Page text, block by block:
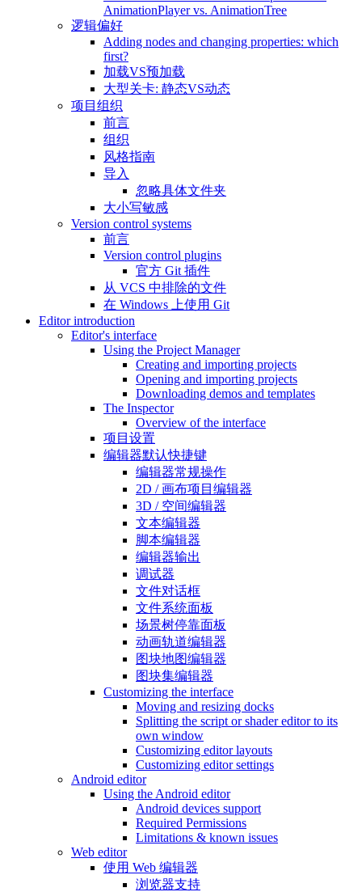
AnimationPlayer vs. AnimationTree
逻辑偏好
Adding nodes and changing properties: which
first?
加载VS预加载
大型关卡: 静态VS动态
项目组织
前言
组织
风格指南
导入
忽略具体文件夹
大小写敏感
Version control systems
前言
Version control plugins
官方 Git 插件
从 VCS 中排除的文件
在 Windows 上使用 Git
Editor introduction
Editor's interface
Using the Project Manager
Creating and importing projects
Opening and importing projects
Downloading demos and templates
The Inspector
Overview of the interface
项目设置
编辑器默认快捷键
编辑器常规操作
2D / 画布项目编辑器
3D / 空间编辑器
文本编辑器
脚本编辑器
编辑器输出
调试器
文件对话框
文件系统面板
场景树停靠面板
动画轨道编辑器
图块地图编辑器
图块集编辑器
Customizing the interface
Moving and resizing docks
Splitting the script or shader editor to its
own window
Customizing editor layouts
Customizing editor settings
Android editor
Using the Android editor
Android devices support
Required Permissions
Limitations & known issues
Web editor
使用 Web 编辑器
浏览器支持